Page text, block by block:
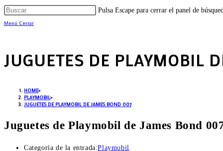
Pulsa Escape para cerrar el panel de
Menú Cerrar
JUGUETES DE PLAYMOBIL
HOME>
PLAYMOBIL>
JUGUETES DE PLAYMOBIL DE JAMES BOND 007
Juguetes de Playmobil de James Bond
Categoría de la entrada:Playmobil